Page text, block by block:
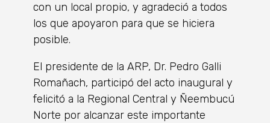
con un local propio, y agradeció a todos
los que apoyaron para que se hiciera
posible.
El presidente de la ARP, Dr. Pedro Galli
Romañach, participó del acto inaugural y
felicitó a la Regional Central y Ñeembucú
Norte por alcanzar este importante